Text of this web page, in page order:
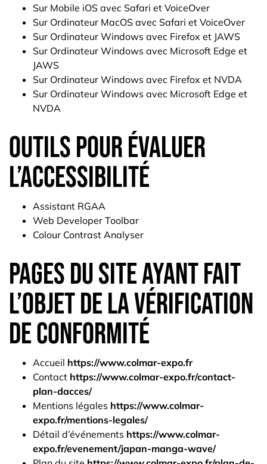
Sur Mobile iOS avec Safari et VoiceOver
Sur Ordinateur MacOS avec Safari et VoiceOver
Sur Ordinateur Windows avec Firefox et JAWS
Sur Ordinateur Windows avec Microsoft Edge et
JAWS
Sur Ordinateur Windows avec Firefox et NVDA
Sur Ordinateur Windows avec Microsoft Edge et
NVDA
Outils pour évaluer
l’accessibilité
Assistant RGAA
Web Developer Toolbar
Colour Contrast Analyser
Pages du site ayant fait
l’objet de la vérification
de conformité
Accueil https://www.colmar-expo.fr
Contact https://www.colmar-expo.fr/contact-
plan-dacces/
Mentions légales https://www.colmar-
expo.fr/mentions-legales/
Détail d’événements https://www.colmar-
expo.fr/evenement/japan-manga-wave/